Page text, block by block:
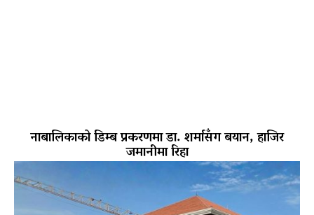
नाबालिकाको डिम्ब प्रकरणमा डा. शर्मासँग बयान, हाजिर
जमानीमा रिहा